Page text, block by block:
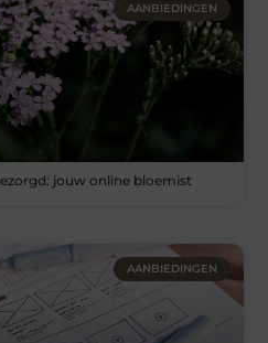
AANBIEDINGEN
jouw online bloemist
AANBIEDINGEN